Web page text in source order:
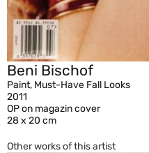
Beni Bischof
Paint, Must-Have Fall Looks
2011
OP on magazin cover
28 x 20 cm
Other works of this artist